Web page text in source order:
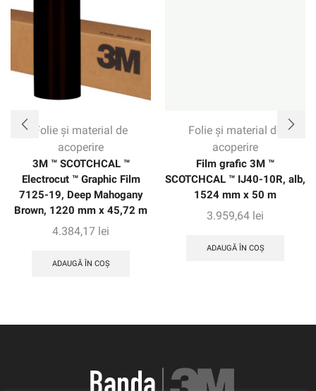
Folie și material de
acoperire
3M ™ SCOTCHCAL ™
Electrocut ™ Graphic Film
7125-19, Deep Mahogany
Brown, 1220 mm x 45,72 m
4.384,17 lei
ADAUGĂ ÎN COȘ
Folie și material de
acoperire
Film grafic 3M ™
SCOTCHCAL ™ IJ40-10R, alb,
1524 mm x 50 m
3.959,64 lei
ADAUGĂ ÎN COȘ